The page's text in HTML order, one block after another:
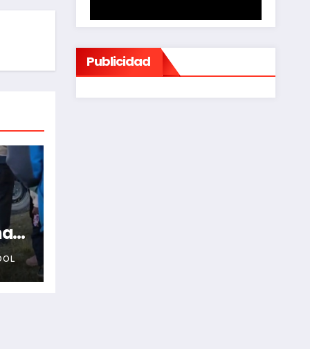
Publicidad